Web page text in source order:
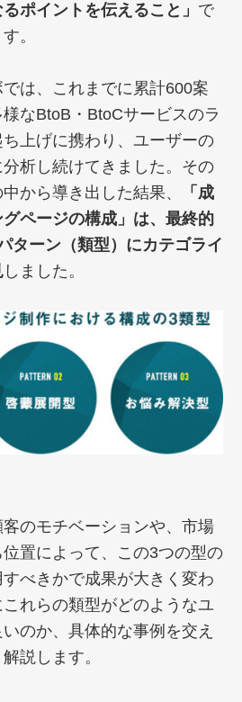
ポイント を伝えること」 で
。
は、これまでに累計600案
なBtoB・BtoCサービスのラ
上げに携わり、ユーザーの
析し続けてきました。その
から導き出した結果、
「成
ページの構成」は、最終的
ターン（類型）にカテゴライ
しました。
のモチベーションや、市場
置によって、この3つの型の
べきかで成果が大きく変わ
れらの類型がどのようなユ
のか、具体的な事例を交え
説します。